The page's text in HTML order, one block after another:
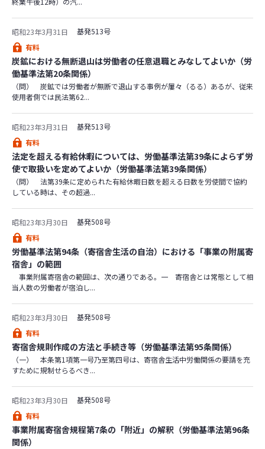
昭和23年3月31日
基発513号
有料
炭鉱における無断退山は労働者の任意退職とみなしてよいか（労
働基準法第20条関係）
（問） 炭鉱では労働者が無断で退山する事例が屢々（るる）あるが、従来
使用者側では民法第62...
昭和23年3月31日
基発513号
有料
法定を超える有給休暇については、労働基準法第39条によらず労
使で取扱いを定めてよいか（労働基準法第39条関係）
（問） 法第39条に定められた有給休暇日数を超える日数を労使間で協約
している時は、その超過...
昭和23年3月30日
基発508号
有料
労働基準法第94条（寄宿舎生活の自治）における「事業の附属寄
宿舎」の範囲
事業附属寄宿舎の範囲は、次の通りである。一 寄宿舎とは常態として相
当人数の労働者が宿泊し...
昭和23年3月30日
基発508号
有料
寄宿舎規則作成の方法と手続き等（労働基準法第95条関係）
（一） 本条第1項第一号乃至第四号は、寄宿舎生活中労働関係の要請を充
すために規制せらるべき...
昭和23年3月30日
基発508号
有料
事業附属寄宿舎規程第7条の「附近」の解釈（労働基準法第96条
関係）